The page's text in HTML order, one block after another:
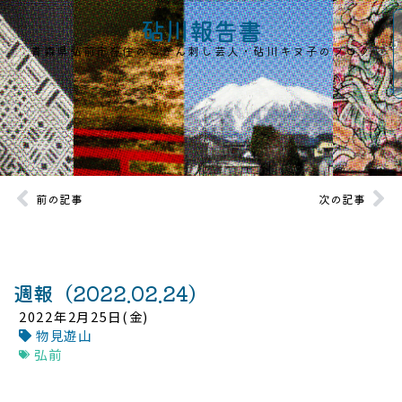
砧川報告書
青森県弘前市在住のこぎん刺し芸人・砧川キヌ子のブログ
前の記事 次の記事
週報（2022.02.24）
2022年2月25日(金)
物見遊山
弘前